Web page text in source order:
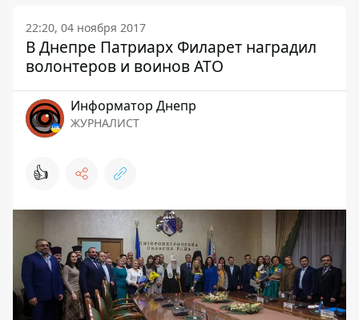
22:20, 04 ноября 2017
В Днепре Патриарх Филарет наградил
волонтеров и воинов АТО
Информатор Днепр
ЖУРНАЛИСТ
👍